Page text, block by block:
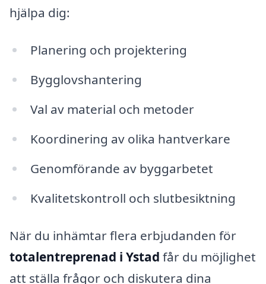
hjälpa dig:
Planering och projektering
Bygglovshantering
Val av material och metoder
Koordinering av olika hantverkare
Genomförande av byggarbetet
Kvalitetskontroll och slutbesiktning
När du inhämtar flera erbjudanden för
totalentreprenad i Ystad får du möjlighet
att ställa frågor och diskutera dina